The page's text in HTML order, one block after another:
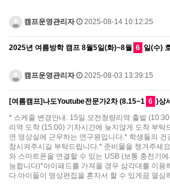
캠프운영관리자 2025-08-14 10:12:25
2025년 여름방학 캠프 8월5일(화)~8월 6 일(수)
캠프운영관리자 2025-08-03 13:39:15
[여름캠프]나도Youtube전문가2차 (8.15~1 6 )상
* 스케줄 변경안내. 15일 오전청량리역 출발
리역 도착 (15:00) 기차시간에 늦지않게 도착 부탁
연 영상실에 근무하는 연구원입니다.* 학생들의 건
참시켜주시길 부탁드립니다.* 준비물을 챙겨주세
와 스마트폰을 연결할 수 있는 USB (보통 충전기
능합니다)*아이패드를 가져올 경우 삼각대를 이용
다.아이들이 영상편집을 혼자서 할 수 있게끔 열